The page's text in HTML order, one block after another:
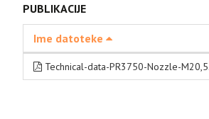
PUBLIKACIJE
Ime datoteke
Technical-data-PR3750-Nozzle-